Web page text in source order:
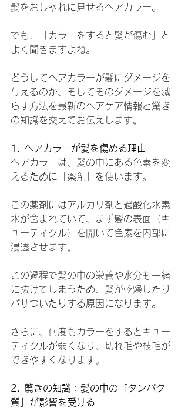
髪をおしゃれに見せるヘアカラー。
でも、「カラーをすると髪が傷む」と
よく聞きますよね。
どうしてヘアカラーが髪にダメージを
与えるのか、そしてそのダメージを減
らす方法を最新のヘアケア情報と驚き
の知識を交えてお伝えします。
1. ヘアカラーが髪を傷める理由
ヘアカラーは、髪の中にある色素を変
えるために「薬剤」を使います。
この薬剤にはアルカリ剤と過酸化水素
水が含まれていて、まず髪の表面（キ
ューティクル）を開いて色素を内部に
浸透させます。
この過程で髪の中の栄養や水分も一緒
に抜けてしまうため、髪が乾燥したり
パサついたりする原因になります。
さらに、何度もカラーをするとキュー
ティクルが弱くなり、切れ毛や枝毛が
できやすくなります。
2. 驚きの知識：髪の中の「タンパク
質」が影響を受ける